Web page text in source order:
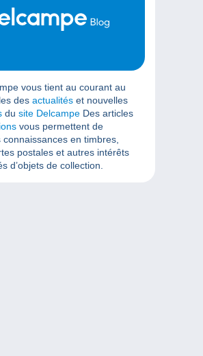
vous tient au courant au
des actualités et nouvelles
du site Delcampe Des articles
vous permettent de
en timbres,
postales et autres intérêts
d’objets de collection.